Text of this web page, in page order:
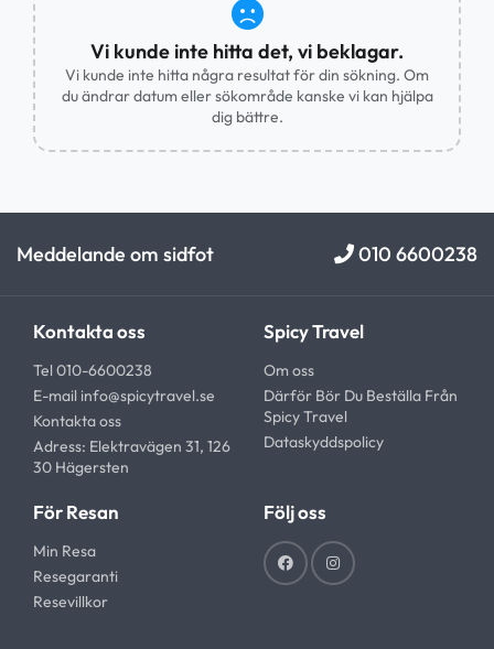
Vi kunde inte hitta det, vi beklagar.
Vi kunde inte hitta några resultat för din sökning. Om
du ändrar datum eller sökområde kanske vi kan hjälpa
dig bättre.
Meddelande om sidfot 010 6600238
Kontakta oss
Tel 010-6600238
E-mail info@spicytravel.se
Kontakta oss
Adress: Elektravägen 31, 126
30 Hägersten
Spicy Travel
Om oss
Därför Bör Du Beställa Från
Spicy Travel
Dataskyddspolicy
För Resan
Min Resa
Resegaranti
Resevillkor
Följ oss